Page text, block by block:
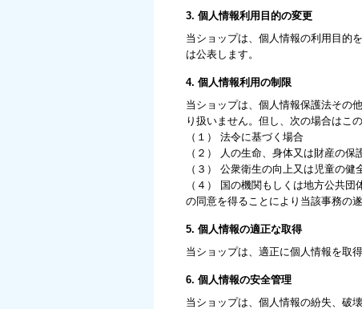
3. 個人情報利用目的の変更
当ショップは、個人情報の利用目的
は公表します。
4. 個人情報利用の制限
当ショップは、個人情報保護法その
り扱いません。但し、次の場合はこ
（１） 法令に基づく場合
（２） 人の生命、身体又は財産の
（３） 公衆衛生の向上又は児童の
（４） 国の機関もしくは地方公共
の同意を得ることにより当該事務の
5. 個人情報の適正な取得
当ショップは、適正に個人情報を取
6. 個人情報の安全管理
当ショップは、個人情報の紛失、破